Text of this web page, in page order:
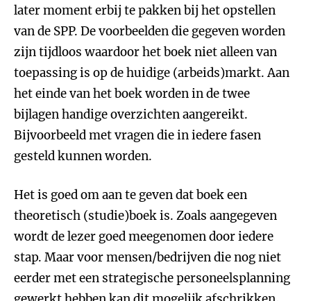
later moment erbij te pakken bij het opstellen
van de SPP. De voorbeelden die gegeven worden
zijn tijdloos waardoor het boek niet alleen van
toepassing is op de huidige (arbeids)markt. Aan
het einde van het boek worden in de twee
bijlagen handige overzichten aangereikt.
Bijvoorbeeld met vragen die in iedere fasen
gesteld kunnen worden.
Het is goed om aan te geven dat boek een
theoretisch (studie)boek is. Zoals aangegeven
wordt de lezer goed meegenomen door iedere
stap. Maar voor mensen/bedrijven die nog niet
eerder met een strategische personeelsplanning